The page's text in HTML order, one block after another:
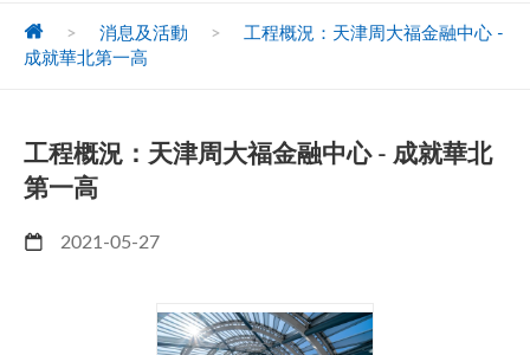
> 消息及活動 >
工程概況：天津周大福金融中心 -
成就華北第一高
工程概況：天津周大福金融中心 - 成就華北
第一高
2021-05-27